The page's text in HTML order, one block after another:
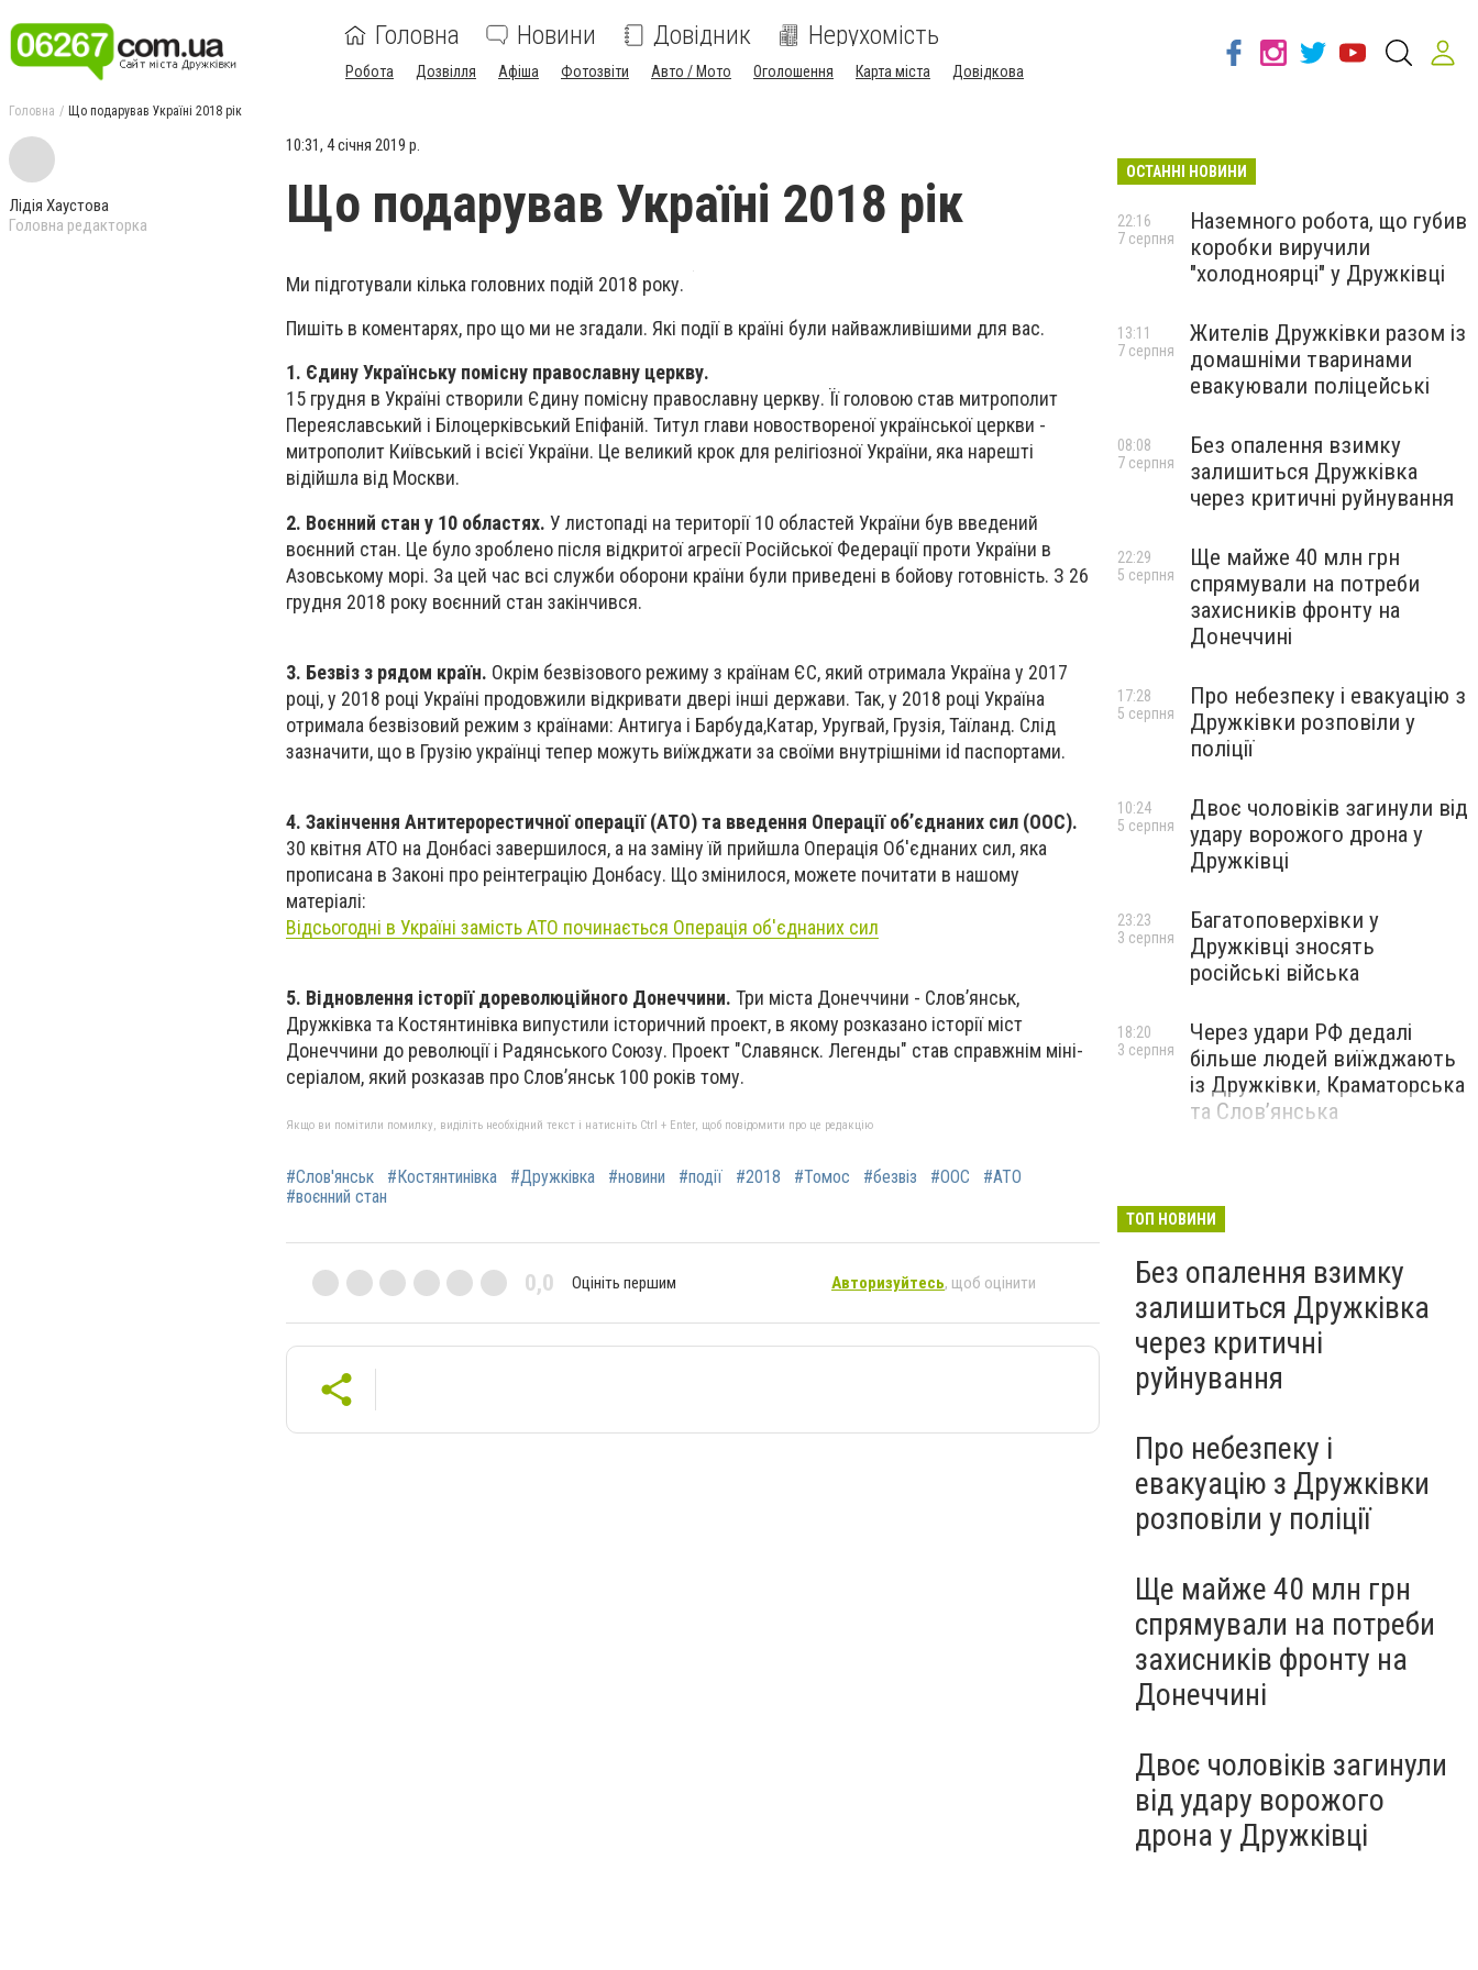
Головна Новини Довідник Нерухомість
Робота Дозвілля Афіша Фотозвіти Авто / Мото Оголошення Карта міста Довідкова
Головна Що подарував Україні 2018 рік
Лідія Хаустова
Головна редакторка
10:31, 4 січня 2019 р.
Що подарував Україні 2018 рік
Ми підготували кілька головних подій 2018 року.
Пишіть в коментарях, про що ми не згадали. Які події в країні були найважливішими для вас.
1. Єдину Українську помісну православну церкву.
15 грудня в Україні створили Єдину помісну православну церкву. Її головою став митрополит
Переяславський і Білоцерківський Епіфаній. Титул глави новоствореної української церкви -
митрополит Київський і всієї України. Це великий крок для релігіозної України, яка нарешті
відійшла від Москви.
2. Воєнний стан у 10 областях. У листопаді на території 10 областей України був введений
воєнний стан. Це було зроблено після відкритої агресії Російської Федерації проти України в
Азовському морі. За цей час всі служби оборони країни були приведені в бойову готовність. З 26
грудня 2018 року воєнний стан закінчився.
3. Безвіз з рядом країн. Окрім безвізового режиму з країнам ЄС, який отримала Україна у 2017
році, у 2018 році Україні продовжили відкривати двері інші держави. Так, у 2018 році Україна
отримала безвізовий режим з країнами: Антигуа і Барбуда,Катар, Уругвай, Грузія, Таїланд. Слід
зазначити, що в Грузію українці тепер можуть виїжджати за своїми внутрішніми id паспортами.
4. Закінчення Антитерорестичної операції (АТО) та введення Операції об’єднаних сил (ООС).
30 квітня АТО на Донбасі завершилося, а на заміну їй прийшла Операція Об'єднаних сил, яка
прописана в Законі про реінтеграцію Донбасу. Що змінилося, можете почитати в нашому
матеріалі:
Відсьогодні в Україні замість АТО починається Операція об'єднаних сил
5. Відновлення історії дореволюційного Донеччини. Три міста Донеччини - Слов’янськ,
Дружківка та Костянтинівка випустили історичний проект, в якому розказано історії міст
Донеччини до революції і Радянського Союзу. Проект "Славянск. Легенды" став справжнім міні-
серіалом, який розказав про Слов’янськ 100 років тому.
Якщо ви помітили помилку, виділіть необхідний текст і натисніть Ctrl + Enter, щоб повідомити про це редакцію
#Слов'янськ #Костянтинівка #Дружківка #новини #події #2018 #Томос #безвіз #ООС
#АТО
#воєнний стан
0,0 Оцініть першим Авторизуйтесь, щоб оцінити
ОСТАННІ НОВИНИ
Наземного робота, що губив
коробки виручили
"холодноярці" у Дружківці
22:16
7 серпня
Жителів Дружківки разом із
домашніми тваринами
евакуювали поліцейські
13:11
7 серпня
Без опалення взимку
залишиться Дружківка
через критичні руйнування
08:08
7 серпня
Ще майже 40 млн грн
спрямували на потреби
захисників фронту на
Донеччині
22:29
5 серпня
Про небезпеку і евакуацію з
Дружківки розповіли у
поліції
17:28
5 серпня
Двоє чоловіків загинули від
удару ворожого дрона у
Дружківці
10:24
5 серпня
Багатоповерхівки у
Дружківці зносять
російські війська
23:23
3 серпня
Через удари РФ дедалі
більше людей виїжджають
із Дружківки, Краматорська
та Слов’янська
18:20
3 серпня
ТОП НОВИНИ
Без опалення взимку
залишиться Дружківка
через критичні
руйнування
Про небезпеку і
евакуацію з Дружківки
розповіли у поліції
Ще майже 40 млн грн
спрямували на потреби
захисників фронту на
Донеччині
Двоє чоловіків загинули
від удару ворожого
дрона у Дружківці